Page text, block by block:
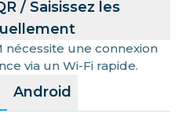
Android
/ Saisissez les
nécessite une connexion
via un Wi-Fi rapide.